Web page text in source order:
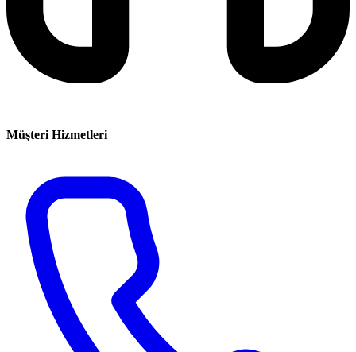
Müşteri Hizmetleri